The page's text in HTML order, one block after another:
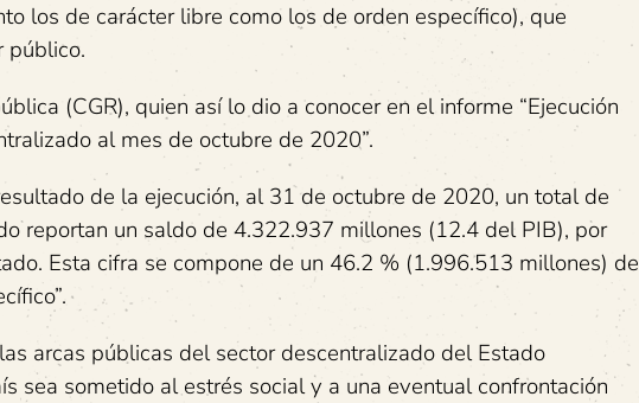
los de carácter libre como los de orden específico), que
público.
(CGR), quien así lo dio a conocer en el informe “Ejecución
al mes de octubre de 2020”.
de la ejecución, al 31 de octubre de 2020, un total de
reportan un saldo de 4.322.937 millones (12.4 del PIB), por
Esta cifra se compone de un 46.2 % (1.996.513 millones) de
arcas públicas del sector descentralizado del Estado
sea sometido al estrés social y a una eventual confrontación